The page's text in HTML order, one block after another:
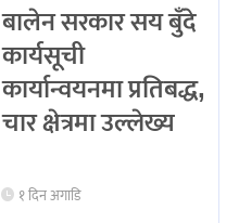
बालेन सरकार सय बुँदे
कार्यसूची
कार्यान्वयनमा प्रतिबद्ध,
चार क्षेत्रमा उल्लेख्य
१ दिन अगाडि